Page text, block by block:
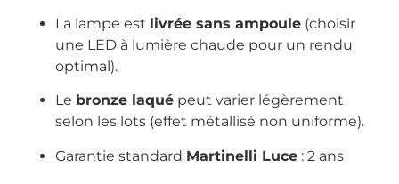
La lampe est livrée sans ampoule (choisir
une LED à lumière chaude pour un rendu
optimal).
Le bronze laqué peut varier légèrement
selon les lots (effet métallisé non uniforme).
Garantie standard Martinelli Luce : 2 ans